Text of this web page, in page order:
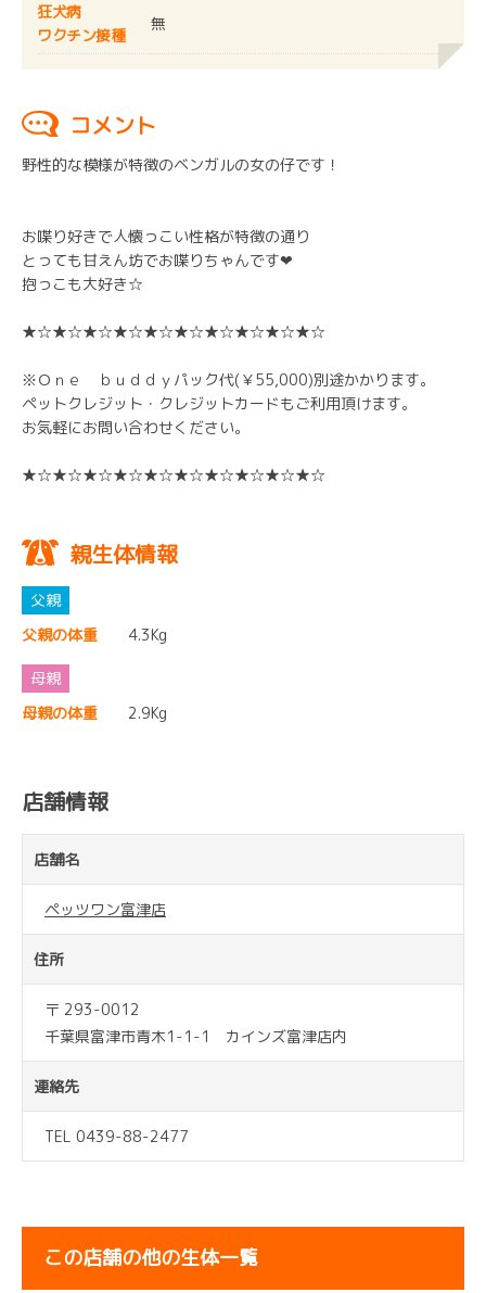
狂犬病
ワクチン接種
無
コメント
野性的な模様が特徴のベンガルの女の仔です！
お喋り好きで人懐っこい性格が特徴の通り
とっても甘えん坊でお喋りちゃんです❤
抱っこも大好き☆
★☆★☆★☆★☆★☆★☆★☆★☆★☆★☆
※Ｏｎｅ ｂｕｄｄｙパック代(￥55,000)別途かかります。
ペットクレジット・クレジットカードもご利用頂けます。
お気軽にお問い合わせください。
★☆★☆★☆★☆★☆★☆★☆★☆★☆★☆
親生体情報
父親の体重 4.3Kg
母親の体重 2.9Kg
店舗情報
店舗名
ペッツワン富津店
住所
〒 293-0012
千葉県富津市青木1-1-1 カインズ富津店内
連絡先
TEL 0439-88-2477
この店舗の他の生体一覧